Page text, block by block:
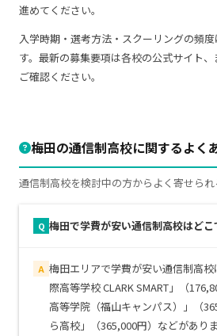
進めてください。
入学時期・選考方法・スクーリングの頻
す。最新の募集要項は各校の公式サイト
ご確認ください。
梅田の通信制高校に関するよく
通信制高校を検討中の方からよく寄せら
Q 梅田で学費が安い通信制高校はどこ
A 梅田エリアで学費が安い通信制高
際高等学校 CLARK SMART」（
高等学院（福山キャンパス）」（
ら高校」（365,000円）などがあり